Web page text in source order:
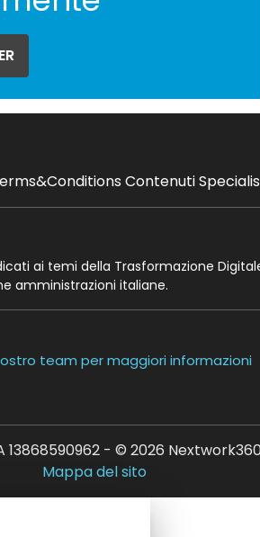
Contenuti
ai temi della Trasformazione
amministrazioni italiane.
team per maggiori informazioni
- © 2026 Nextwork360.
Mappa del sito